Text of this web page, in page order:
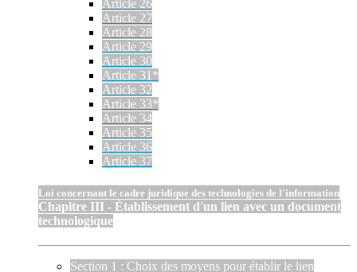
Article 26
Article 27
Article 28
Article 29
Article 30
Article 31*
Article 32
Article 33*
Article 34
Article 35
Article 36
Article 37
Loi concernant le cadre juridique des technologies de l'information
Chapitre III - Établissement d'un lien avec un document
technologique
Section 1 : Choix des moyens pour établir le lien